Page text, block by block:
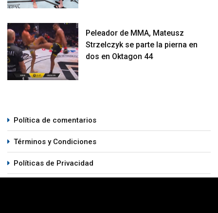
Peleador de MMA, Mateusz
Strzelczyk se parte la pierna en
dos en Oktagon 44
Política de comentarios
Términos y Condiciones
Políticas de Privacidad